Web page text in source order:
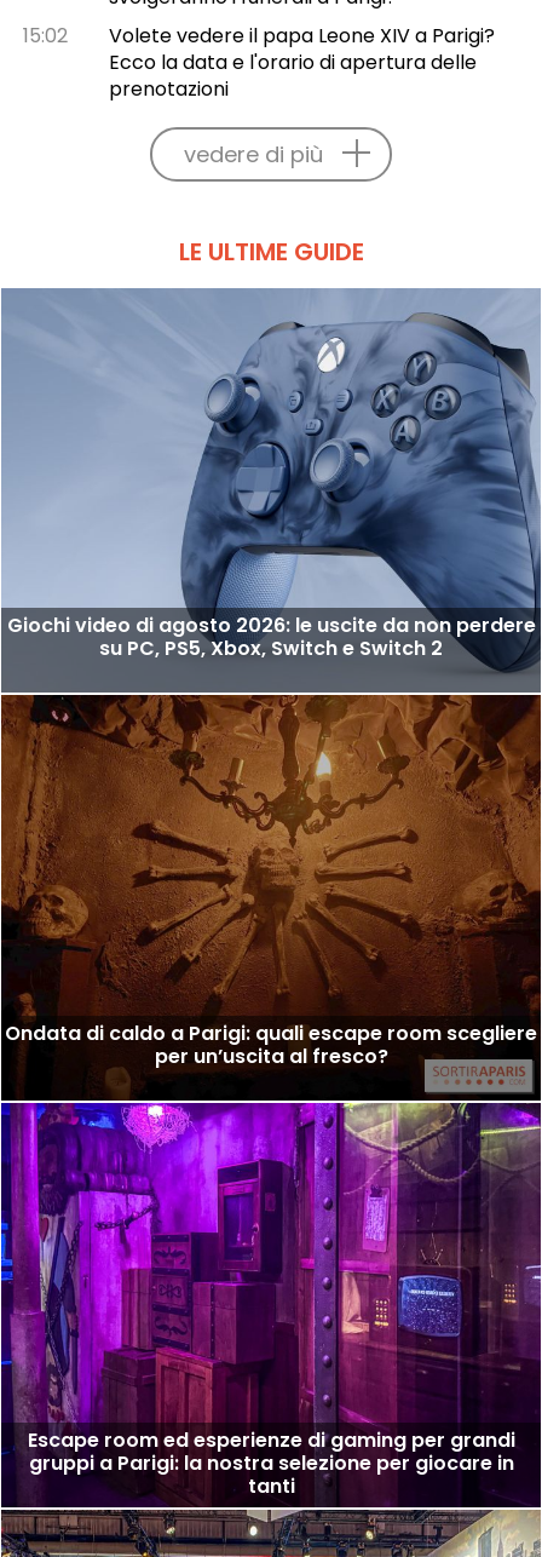
15:02
Volete vedere il papa Leone XIV a Parigi?
Ecco la data e l'orario di apertura delle
prenotazioni
vedere di più
LE ULTIME GUIDE
Giochi video di agosto 2026: le uscite da non perdere
su PC, PS5, Xbox, Switch e Switch 2
Ondata di caldo a Parigi: quali escape room scegliere
per un’uscita al fresco?
Escape room ed esperienze di gaming per grandi
gruppi a Parigi: la nostra selezione per giocare in
tanti